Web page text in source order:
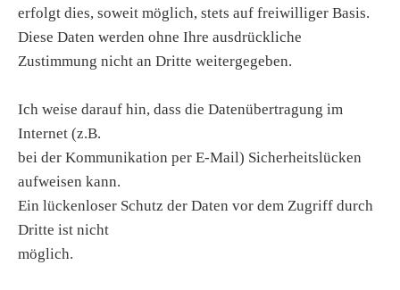
erfolgt dies, soweit möglich, stets auf freiwilliger Basis.
Diese Daten werden ohne Ihre ausdrückliche
Zustimmung nicht an Dritte weitergegeben.
Ich weise darauf hin, dass die Datenübertragung im
Internet (z.B.
bei der Kommunikation per E-Mail) Sicherheitslücken
aufweisen kann.
Ein lückenloser Schutz der Daten vor dem Zugriff durch
Dritte ist nicht
möglich.